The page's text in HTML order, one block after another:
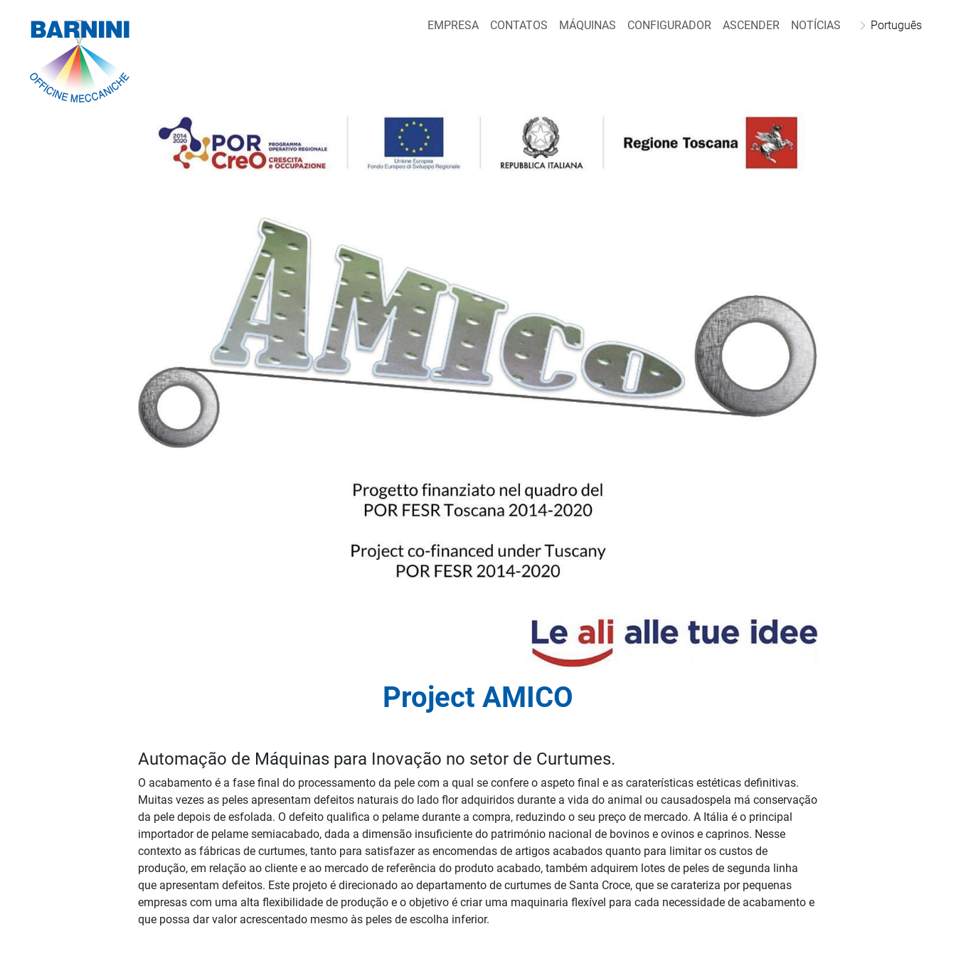
EMPRESA CONTATOS MÁQUINAS CONFIGURADOR ASCENDER NOTÍCIAS Português
Project AMICO
Automação de Máquinas para Inovação no setor de Curtumes.
O acabamento é a fase final do processamento da pele com a qual se confere o aspeto final e as caraterísticas estéticas definitivas.
Muitas vezes as peles apresentam defeitos naturais do lado flor adquiridos durante a vida do animal ou causados​pela má conservação
da pele depois de esfolada. O defeito qualifica o pelame durante a compra, reduzindo o seu preço de mercado. A Itália é o principal
importador de pelame semiacabado, dada a dimensão insuficiente do património nacional de bovinos e ovinos e caprinos. Nesse
contexto as fábricas de curtumes, tanto para satisfazer as encomendas de artigos acabados quanto para limitar os custos de
produção, em relação ao cliente e ao mercado de referência do produto acabado, também adquirem lotes de peles de segunda linha
que apresentam defeitos. Este projeto é direcionado ao departamento de curtumes de Santa Croce, que se carateriza por pequenas
empresas com uma alta flexibilidade de produção e o objetivo é criar uma maquinaria flexível para cada necessidade de acabamento e
que possa dar valor acrescentado mesmo às peles de escolha inferior.